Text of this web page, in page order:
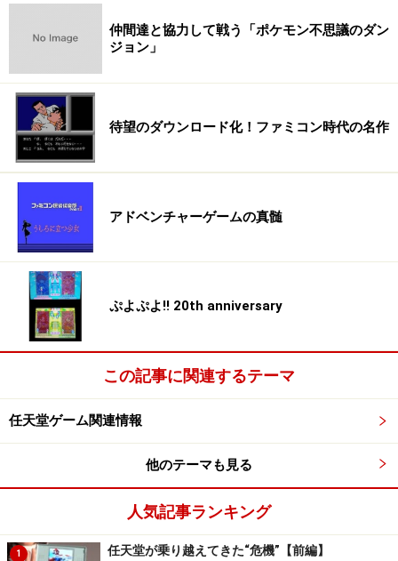
仲間達と協力して戦う「ポケモン不思議のダン
ジョン」
待望のダウンロード化！ファミコン時代の名作
アドベンチャーゲームの真髄
ぷよぷよ!! 20th anniversary
この記事に関連するテーマ
任天堂ゲーム関連情報
他のテーマも見る
人気記事ランキング
1 任天堂が乗り越えてきた“危機”【前編】